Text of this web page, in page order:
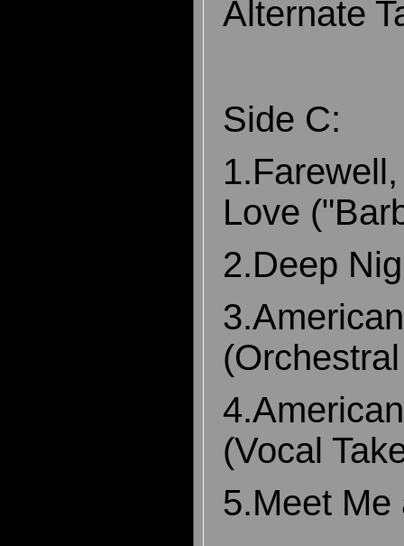
Alternate
Side C:
Love
2.Deep
(Vocal
5.Meet Me